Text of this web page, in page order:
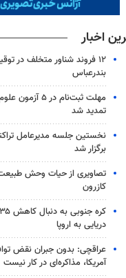
اخبار
۱۲ فروند شناور متخلف در
بندرعباس
مهلت ثبت‌نام در ۵
تمدید شد
نخستین جلسه مدیرعامل
برگزار شد
تصاویری از حیات وحش
کازرون
دریایی به اروپا
عراقچی: بدون جبران نقض
آمریکا، مذاکره‌ای در کار نیست